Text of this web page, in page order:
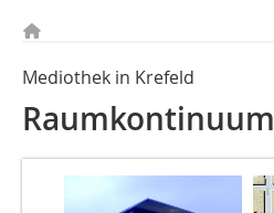
Mediothek in Krefeld
Raumkontinuum